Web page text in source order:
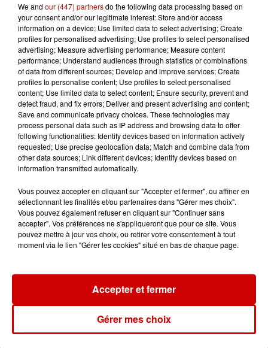
Infos Voir plus
12h41
Dominique Frot est décédée
11h12
d’Indre-et-Loire a été
cambriolée, deux...
10h20
We and our (447) partnersdo the following data processing based on
your consent and/or our legitimate interest: Store and/or access
information on a device; Use limited data to select advertising; Create
profiles for personalised advertising; Use profiles to select personalised
advertising; Measure advertising performance; Measure content
performance; Understand audiences through statistics or combinations
of data from different sources; Develop and improve services; Create
profiles to personalise content; Use profiles to select personalised
content; Use limited data to select content; Ensure security, prevent and
detect fraud, and fix errors; Deliver and present advertising and content;
Save and communicate privacy choices. These technologies may
process personal data such as IP address and browsing data to offer
following functionalities: Identify devices based on information actively
requested; Use precise geolocation data; Match and combine data from
other data sources; Link different devices; Identify devices based on
information transmitted automatically.
Vous pouvez accepter en cliquant sur "Accepter et fermer", ou affiner en
sélectionnant les finalités et/ou partenaires dans "Gérer mes choix".
Vous pouvez également refuser en cliquant sur "Continuer sans
accepter". Vos préférences ne s'appliqueront que pour ce site. Vous
pouvez mettre à jour vos choix, ou retirer votre consentement à tout
moment via le lien "Gérer les cookies" situé en bas de chaque page.
Gérer mes choix
Accepter et fermer